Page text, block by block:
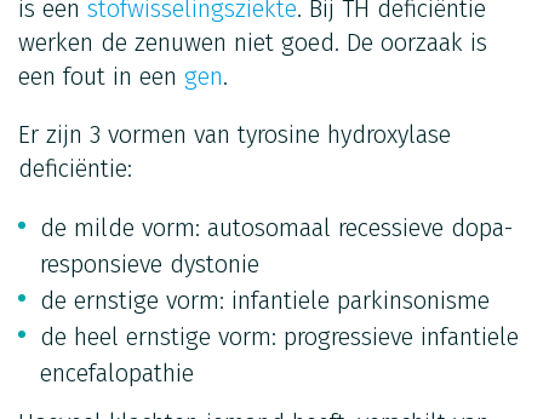
is een stofwisselingsziekte. Bij TH deficiëntie
werken de zenuwen niet goed. De oorzaak is
een fout in een gen.
Er zijn 3 vormen van tyrosine hydroxylase
deficiëntie:
de milde vorm: autosomaal recessieve dopa-
responsieve dystonie
de ernstige vorm: infantiele parkinsonisme
de heel ernstige vorm: progressieve infantiele
encefalopathie